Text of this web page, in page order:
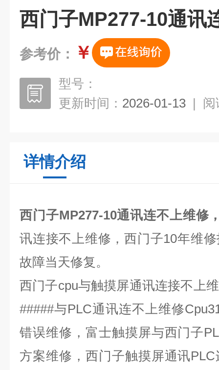
西门子MP277-10通讯
参考价： ￥
型号：
更新时间： 2026-01-13 | 阅
详情介绍
西门子MP277-10通讯连不上维修
讯连接不上维修，西门子10年维
故障当天修复。
西门子cpu与触摸屏通讯连接不上
#####与PLC通讯连不上维修
错误维修，富士触摸屏与西门子
方案维修，西门子触摸屏通讯PLC